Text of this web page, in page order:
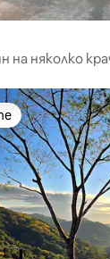
на няколко
на гостите